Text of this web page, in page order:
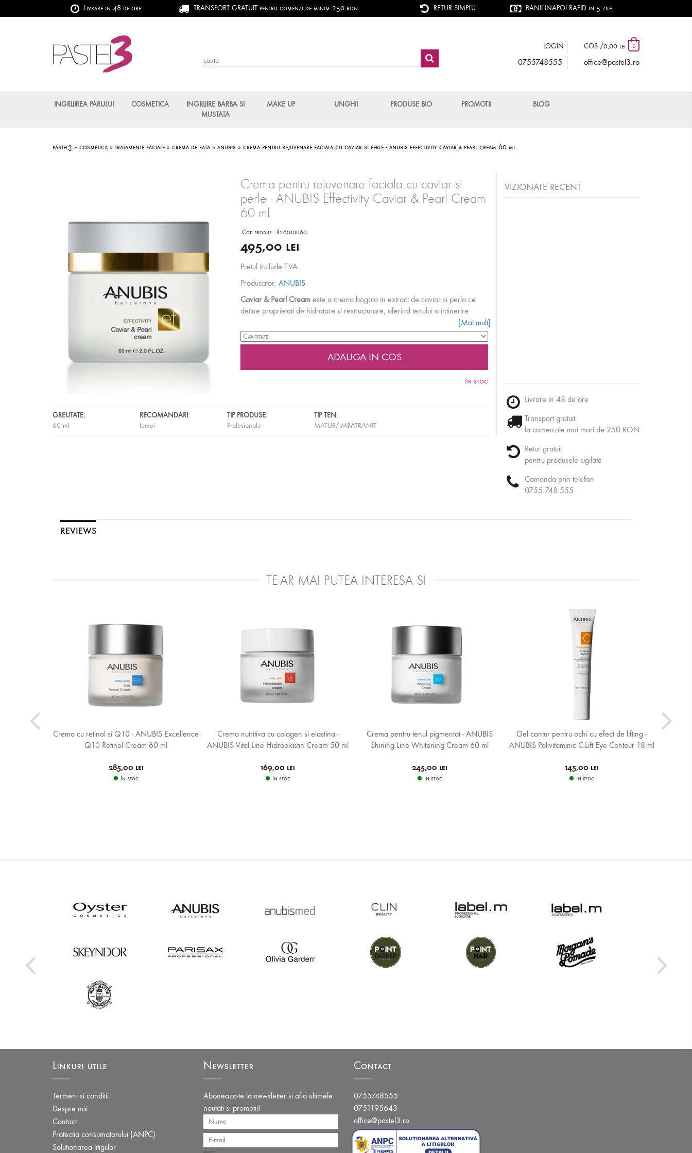
Livrare in 48 de ore TRANSPORT GRATUIT pentru comenzi de minim 250 ron RETUR SIMPLU BANII INAPOI RAPID in 5 zile
COS /0,00 lei 0
LOGIN
0755748555 office@pastel3.ro
INGRIJIREA PARULUI COSMETICA
INGRIJIRE BARBA SI
MUSTATA
MAKE UP UNGHII PRODUSE BIO PROMOTII BLOG
pastel3 » cosmetica » tratamente faciale » crema de fata » anubis » crema pentru rejuvenare faciala cu caviar si perle - anubis effectivity caviar & pearl cream 60 ml
Crema pentru rejuvenare faciala cu caviar si
perle - ANUBIS Effectivity Caviar & Pearl Cream
60 ml
Cod produs :X26010060
495,00 lei
Pretul include TVA
Producator:ANUBIS
Caviar & Pearl Creameste o crema bogata in extract de caviar si perla ce
detine proprietati de hidratare si restructurare, oferind tenului o intinerire
garantata. Are rol de a activa metabolismul celular. Diminueaza semnele de
imbatranire.
semnificativa a aspectului mai multor semne de imbatranire datorita hidratarii
si nutritiei intense. Pielea este revitalizata si arata in cea mai buna forma.
utilizeaza zilnic, de preferat dimineata.
Ingrediente active:
[Mai mult]
In stoc
GREUTATE:
60 ml
RECOMANDARI:
femei
TIP PRODUSE:
Profesionale
TIP TEN:
MATUR/IMBATRANIT
VIZIONATE RECENT
Livrare in 48 de ore
Transport gratuit
la comenzile mai mari de 250 RON
Retur gratuit
pentru produsele sigilate
Comanda prin telefon
0755.748.555
REVIEWS
TE-AR MAI PUTEA INTERESA SI
Crema cu retinol si Q10 - ANUBIS Excellence
Q10 Retinol Cream 60 ml
285,00 lei
In stoc
Crema nutritiva cu colagen si elastina -
ANUBIS Vital Line Hidroelastin Cream 50 ml
169,00 lei
In stoc
Crema pentru tenul pigmentat - ANUBIS
Shining Line Whitening Cream 60 ml
245,00 lei
In stoc
Gel contur pentru ochi cu efect de lifting -
ANUBIS Polivitaminic C-Lift Eye Contour 18 ml
145,00 lei
In stoc
Linkuri utile
Termeni si conditii
Despre noi
Contact
Protectia consumatorului (ANPC)
Solutionarea litigiilor
Newsletter
Aboneaza-te la newsletter si afla ultimele
noutati si promotii!
Contact
0755748555
0751195643
office@pastel3.ro